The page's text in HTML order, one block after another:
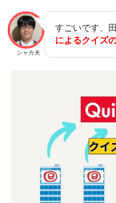
シャカ夫
すごいです、
によるクイズ